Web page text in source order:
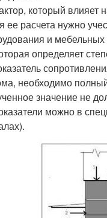
который влияет
ее расчета нужно
и
определяет
необходимо
значение не
можно в